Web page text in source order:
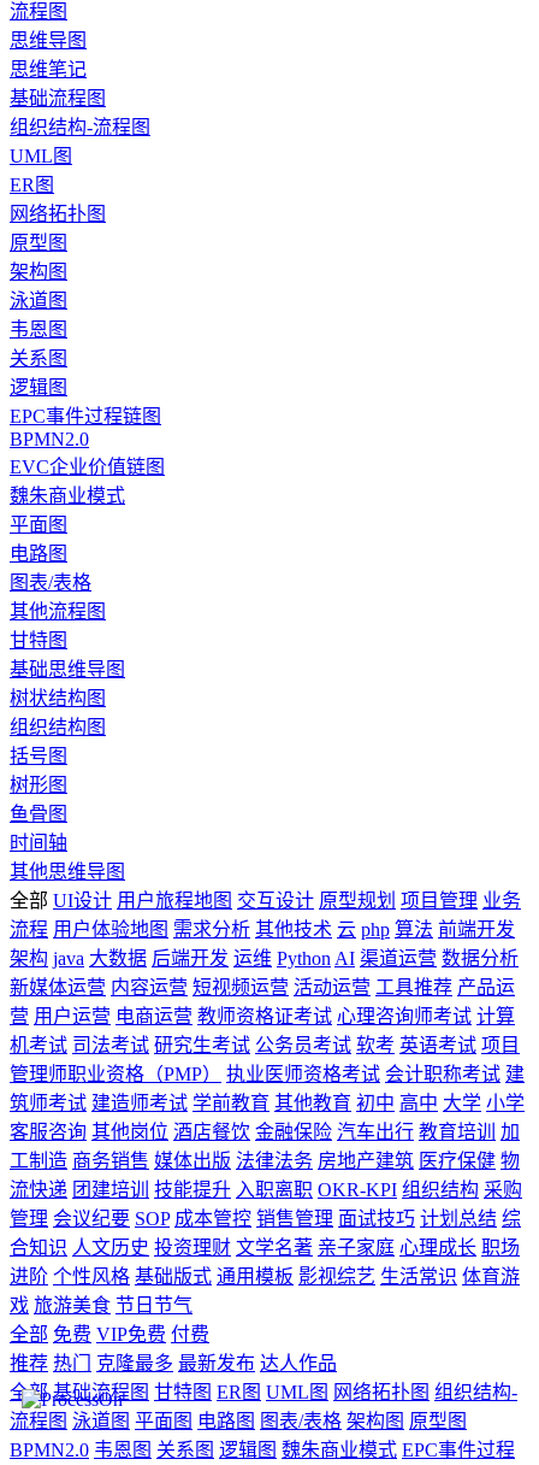
流程图
思维导图
思维笔记
基础流程图
组织结构-流程图
UML图
ER图
网络拓扑图
原型图
架构图
泳道图
韦恩图
关系图
逻辑图
EPC事件过程链图
BPMN2.0
EVC企业价值链图
魏朱商业模式
平面图
电路图
图表/表格
其他流程图
甘特图
基础思维导图
树状结构图
组织结构图
括号图
树形图
鱼骨图
时间轴
其他思维导图
全部 UI设计 用户旅程地图 交互设计 原型规划 项目管理 业务
流程 用户体验地图 需求分析 其他技术 云 php 算法 前端开发
架构 java 大数据 后端开发 运维 Python AI 渠道运营 数据分析
新媒体运营 内容运营 短视频运营 活动运营 工具推荐 产品运
营 用户运营 电商运营 教师资格证考试 心理咨询师考试 计算
机考试 司法考试 研究生考试 公务员考试 软考 英语考试 项目
管理师职业资格（PMP）
执业医师资格考试 会计职称考试 建
筑师考试 建造师考试 学前教育 其他教育 初中 高中 大学 小学
客服咨询 其他岗位 酒店餐饮 金融保险 汽车出行 教育培训
加
工制造 商务销售 媒体出版 法律法务 房地产建筑 医疗保健 物
流快递 团建培训 技能提升 入职离职 OKR-KPI 组织结构 采购
管理 会议纪要 SOP 成本管控 销售管理 面试技巧 计划总结 综
合知识 人文历史 投资理财 文学名著 亲子家庭 心理成长 职场
进阶 个性风格 基础版式 通用模板 影视综艺 生活常识 体育游
戏 旅游美食 节日节气
全部 免费 VIP免费 付费
推荐 热门 克隆最多 最新发布 达人作品
全部 基础流程图 甘特图 ER图 UML图 网络拓扑图 组织结构-
流程图 泳道图 平面图 电路图 图表/表格 架构图 原型图
BPMN2.0 韦恩图 关系图 逻辑图 魏朱商业模式 EPC事件过程